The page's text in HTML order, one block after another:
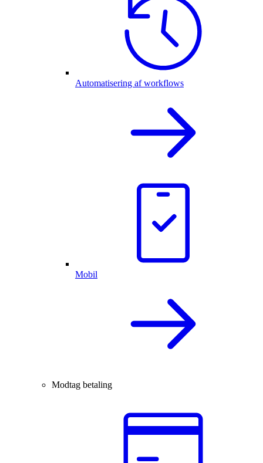
Automatisering af workflows
Mobil
Modtag betaling